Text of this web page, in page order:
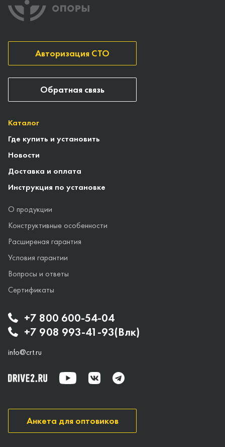
+7 800 600-54-04
+7 908 993-41-93(Влк)
info@crt.ru
Каталог
Где купить и установить
Новости
Доставка и оплата
Инструкция по установке
О продукции
Конструктивные особенности
Расширеная гарантия
Условия гарантии
Вопросы и ответы
Сертификаты
Авторизация СТО
Анкета для оптовиков
Обратная связь